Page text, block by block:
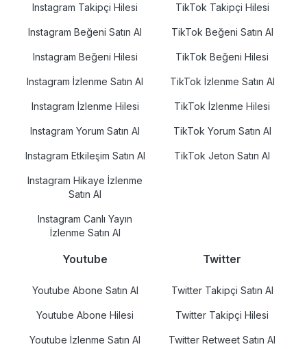
Instagram Takipçi Hilesi
Instagram Beğeni Satın Al
Instagram Beğeni Hilesi
Instagram İzlenme Satın Al
Instagram İzlenme Hilesi
Instagram Yorum Satın Al
Instagram Etkileşim Satın Al
Instagram Hikaye İzlenme
Satın Al
Instagram Canlı Yayın
İzlenme Satın Al
TikTok Takipçi Hilesi
TikTok Beğeni Satın Al
TikTok Beğeni Hilesi
TikTok İzlenme Satın Al
TikTok İzlenme Hilesi
TikTok Yorum Satın Al
TikTok Jeton Satın Al
Youtube
Youtube Abone Satın Al
Youtube Abone Hilesi
Youtube İzlenme Satın Al
Twitter
Twitter Takipçi Satın Al
Twitter Takipçi Hilesi
Twitter Retweet Satın Al